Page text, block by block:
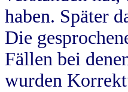
haben. Später
Die
Fällen bei
wurden